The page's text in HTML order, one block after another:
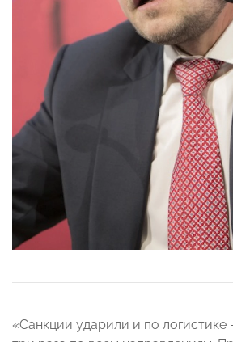
«Санкции ударили и по логистике